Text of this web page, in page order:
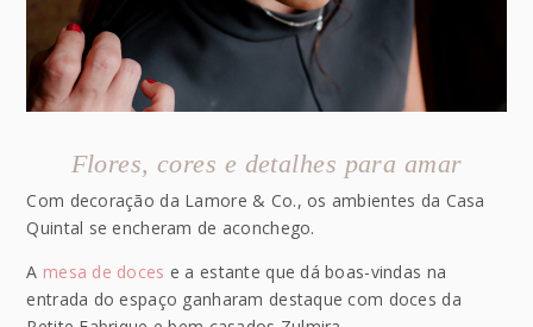
Flores, cores e detalhes para amar
Com decoração da Lamore & Co., os ambientes da Casa
Quintal se encheram de aconchego.
A mesa de doces e a estante que dá boas-vindas na
entrada do espaço ganharam destaque com doces da